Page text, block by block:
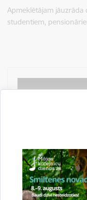
Apmeklētājam
studentiem,